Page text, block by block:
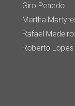
Giro Penedo
Martha
Rafael
Roberto Lopes